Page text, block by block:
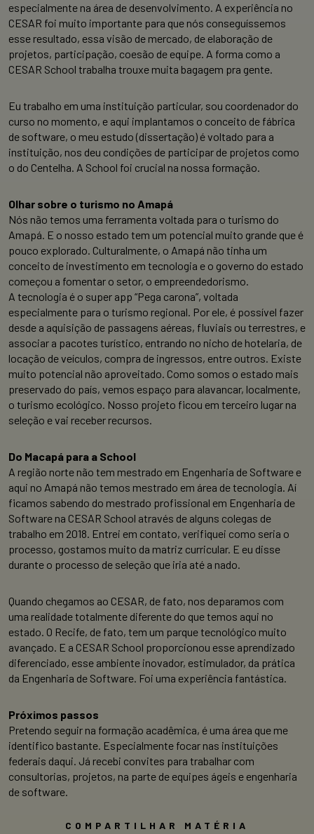
especialmente na área de desenvolvimento. A experiência no
CESAR foi muito importante para que nós conseguíssemos
esse resultado, essa visão de mercado, de elaboração de
projetos, participação, coesão de equipe. A forma como a
CESAR School trabalha trouxe muita bagagem pra gente.
Eu trabalho em uma instituição particular, sou coordenador do
curso no momento, e aqui implantamos o conceito de fábrica
de software, o meu estudo (dissertação) é voltado para a
instituição, nos deu condições de participar de projetos como
o do Centelha. A School foi crucial na nossa formação.
Olhar sobre o turismo no Amapá
Nós não temos uma ferramenta voltada para o turismo do
Amapá. E o nosso estado tem um potencial muito grande que é
pouco explorado. Culturalmente, o Amapá não tinha um
conceito de investimento em tecnologia e o governo do estado
começou a fomentar o setor, o empreendedorismo.
A tecnologia é o super app “Pega carona”, voltada
especialmente para o turismo regional. Por ele, é possível fazer
desde a aquisição de passagens aéreas, fluviais ou terrestres, e
associar a pacotes turístico, entrando no nicho de hotelaria, de
locação de veículos, compra de ingressos, entre outros. Existe
muito potencial não aproveitado. Como somos o estado mais
preservado do país, vemos espaço para alavancar, localmente,
o turismo ecológico. Nosso projeto ficou em terceiro lugar na
seleção e vai receber recursos.
Do Macapá para a School
A região norte não tem mestrado em Engenharia de Software e
aqui no Amapá não temos mestrado em área de tecnologia. Aí
ficamos sabendo do mestrado profissional em Engenharia de
Software na CESAR School através de alguns colegas de
trabalho em 2018. Entrei em contato, verifiquei como seria o
processo, gostamos muito da matriz curricular. E eu disse
durante o processo de seleção que iria até a nado.
Quando chegamos ao CESAR, de fato, nos deparamos com
uma realidade totalmente diferente do que temos aqui no
estado. O Recife, de fato, tem um parque tecnológico muito
avançado. E a CESAR School proporcionou esse aprendizado
diferenciado, esse ambiente inovador, estimulador, da prática
da Engenharia de Software. Foi uma experiência fantástica.
Próximos passos
Pretendo seguir na formação acadêmica, é uma área que me
identifico bastante. Especialmente focar nas instituições
federais daqui. Já recebi convites para trabalhar com
consultorias, projetos, na parte de equipes ágeis e engenharia
de software.
COMPARTILHAR MATÉRIA